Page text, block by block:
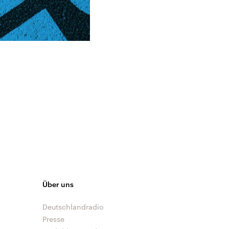
Über uns
Deutschlandradio
Presse